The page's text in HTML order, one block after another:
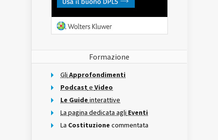
Formazione
Gli Approfondimenti
Podcast e Video
Le Guide interattive
La pagina dedicata agli Eventi
La Costituzione commentata